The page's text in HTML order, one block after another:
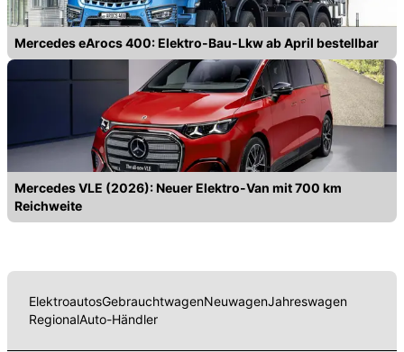
Mercedes eArocs 400: Elektro-Bau-Lkw ab April bestellbar
Mercedes VLE (2026): Neuer Elektro-Van mit 700 km
Reichweite
ElektroautosGebrauchtwagenNeuwagenJahreswagen
RegionalAuto-Händler